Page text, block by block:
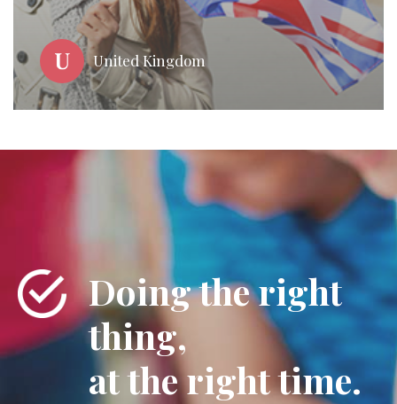
United Kingdom
Doing the right
thing,
at the right time.